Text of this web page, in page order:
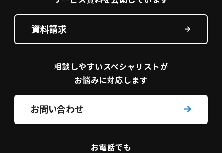
資料請求
相談しやすいスペシャリストが
お悩みに対応します
お問い合わせ
お電話でも